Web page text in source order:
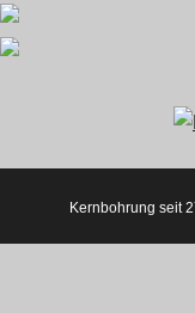
Kernbohrung seit